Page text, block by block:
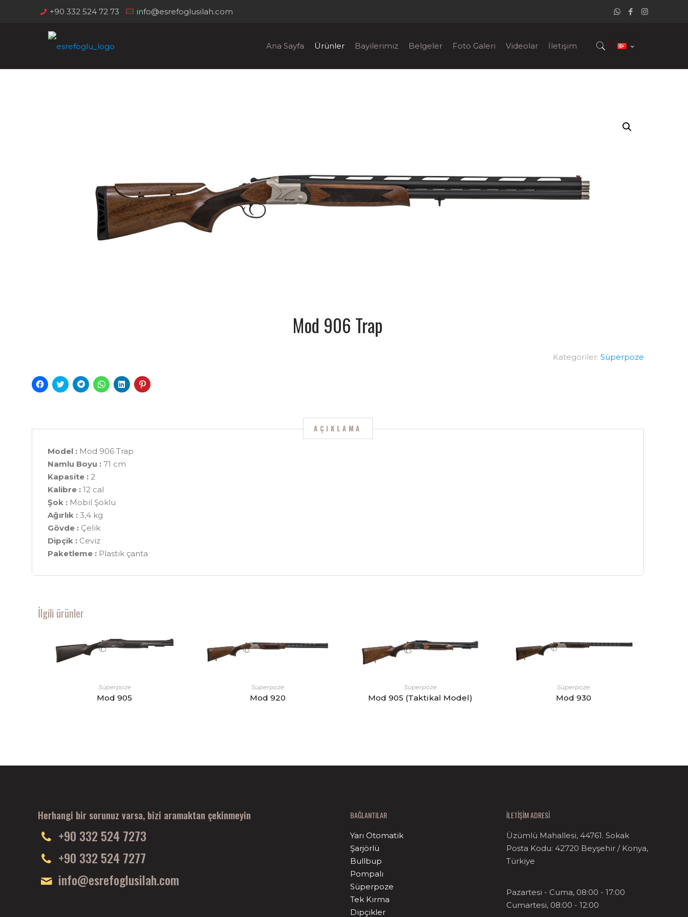
+90 332 524 72 73 info@esrefoglusilah.com
Ana Sayfa Ürünler Bayilerimiz Belgeler Foto Galeri Videolar İletişim
Mod 906 Trap
Kategoriler: Süperpoze
Facebook'ta
paylaşmak
Twitter
üzerinde
açılır)
Telegram'da
paylaşmak
WhatsApp'ta
paylaşmak
Linkedln
üzerinden
açılır)
Pinterest'te
paylaşmak
AÇIKLAMA
Model : Mod 906 Trap
Namlu Boyu : 71 cm
Kapasite : 2
Kalibre : 12 cal
Şok : Mobil Şoklu
Ağırlık : 3,4 kg
Gövde : Çelik
Dipçik : Ceviz
Paketleme : Plastik çanta
İlgili ürünler
Süperpoze
Mod 905
Süperpoze
Mod 920
Süperpoze
Mod 905 (Taktikal Model)
Süperpoze
Mod 930
Herhangi bir sorunuz varsa, bizi aramaktan çekinmeyin
+90 332 524 7273
+90 332 524 7277
info@esrefoglusilah.com
BAĞLANTILAR
Yarı Otomatik
Şarjörlü
Bullbup
Pompalı
Süperpoze
Tek Kırma
Dipçikler
İLETİŞİM ADRESİ
Üzümlü Mahallesi, 44761. Sokak
Posta Kodu: 42720 Beyşehir / Konya,
Türkiye
Pazartesi - Cuma, 08:00 - 17:00
Cumartesi, 08:00 - 12:00